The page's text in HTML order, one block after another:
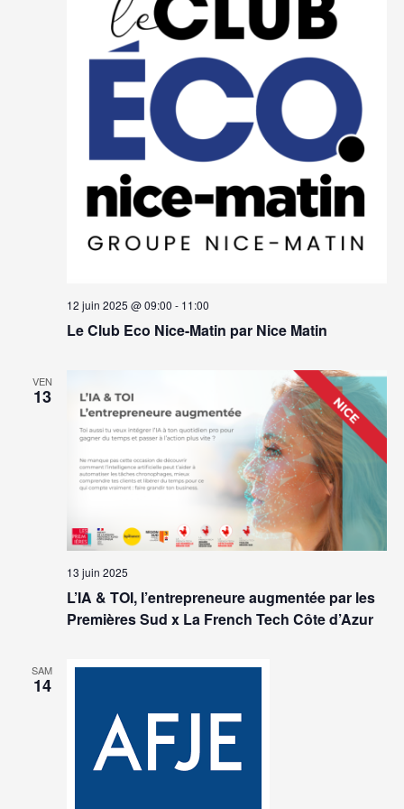
Le Club Eco Nice-Matin par Nice Matin
12 juin 2025 @ 09:00 - 11:00
VEN
13
L’IA & TOI, l’entrepreneure augmentée par les
Premières Sud x La French Tech Côte d’Azur
13 juin 2025
SAM
14